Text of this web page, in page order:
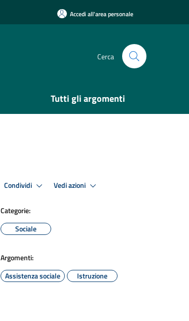
Accedi all'area personale
Cerca
Tutti gli argomenti
Condividi Vedi azioni
Categorie:
Sociale
Argomenti:
Assistenza sociale
Istruzione